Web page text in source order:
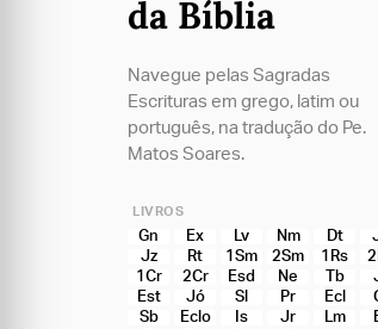
da Bíblia
Navegue pelas Sagradas
Escrituras em grego, latim ou
português, na tradução do Pe.
Matos Soares.
LIVROS
Gn Ex Lv Nm Dt
Jz
Rt 1Sm 2Sm 1Rs
1Cr
2Cr Esd Ne Tb
Est
Jó Sl Pr Ecl
Sb
Eclo Is Jr Lm